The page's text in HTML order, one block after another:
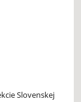
Slovenskej